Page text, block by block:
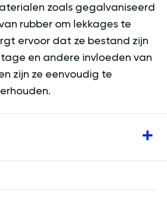
zoals gegalvaniseerd
rubber om lekkages te
ervoor dat ze bestand zijn
en andere invloeden van
zijn ze eenvoudig te